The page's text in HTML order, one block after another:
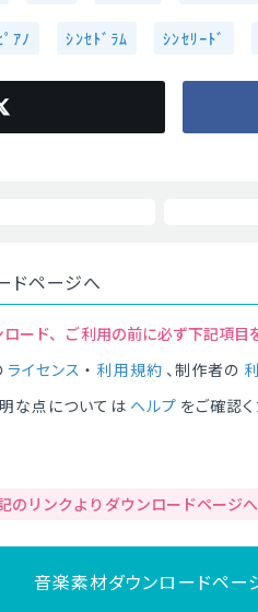
ﾟｱﾉ ｼﾝｾﾄﾞﾗﾑ ｼﾝｾﾘｰﾄﾞ
ドページへ
ード、ご利用の前に必ず下記項目
ライセンス ・ 利用規約 、制作者の
な点については ヘルプ をご確認
リンクよりダウンロードページへ
音楽素材ダウンロードペー